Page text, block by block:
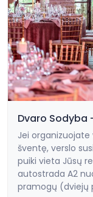
Dvaro Sodyba
Jei
šventę, verslo
puiki vieta Jūsų
autostrada A2
pramogų (dviejų